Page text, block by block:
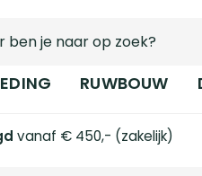
RUWBOUW
vanaf € 450,- (zakelijk)